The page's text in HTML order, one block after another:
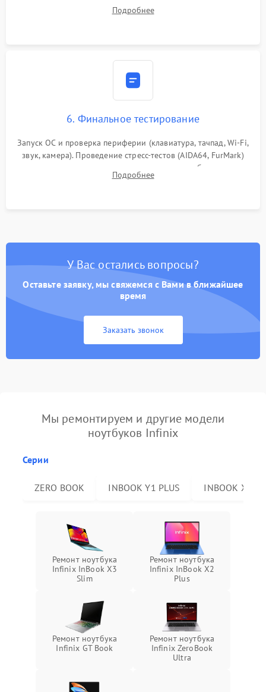
шлейфов, модулей памяти и накопителей. Предварительная
Подробнее
6. Финальное тестирование
Запуск ОС и проверка периферии (клавиатура, тачпад, Wi-Fi,
звук, камера). Проведение стресс-тестов (AIDA64, FurMark)
для контроля температурного режима и стабильности
системы под пиковой нагрузкой.
Подробнее
У Вас остались вопросы?
Оставьте заявку, мы свяжемся с Вами в ближайшее
время
Заказать звонок
Мы ремонтируем и другие модели
ноутбуков Infinix
Серии
ZERO BOOK INBOOK Y1 PLUS INBOOK X2
Ремонт ноутбука
Infinix InBook X3
Slim
Ремонт ноутбука
Infinix InBook X2
Plus
Ремонт ноутбука
Infinix GT Book
Ремонт ноутбука
Infinix ZeroBook
Ultra